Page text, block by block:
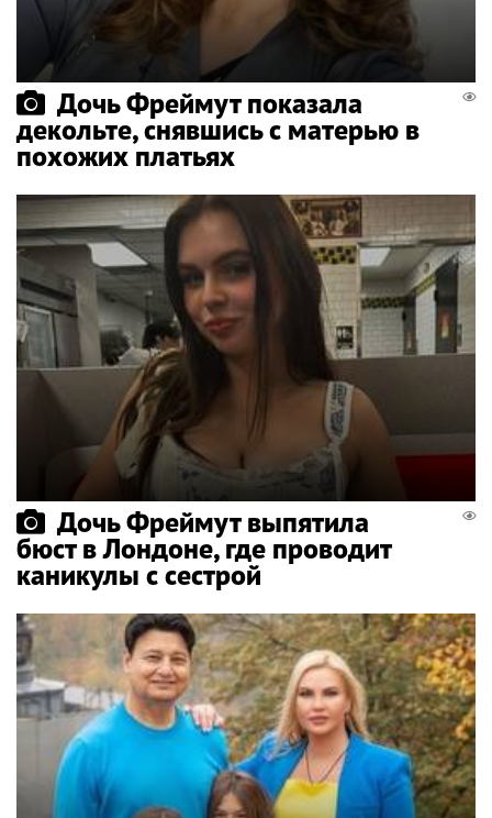
Дочь Фреймут показала
декольте, снявшись с матерью в
похожих платьях
Дочь Фреймут выпятила
бюст в Лондоне, где проводит
каникулы с сестрой